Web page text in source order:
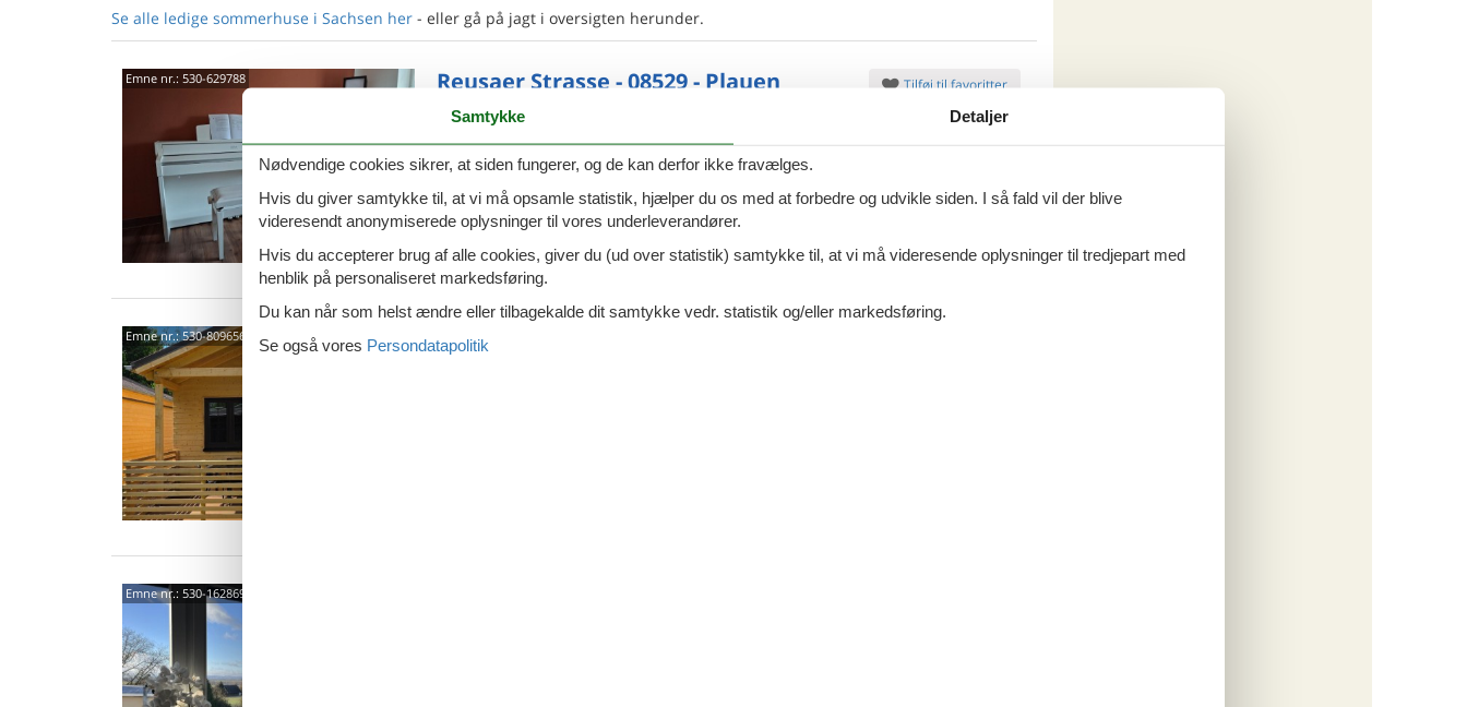
Se alle ledige sommerhuse i Sachsen her - eller gå på jagt i oversigten herunder.
Emne nr.: 530-629788 Reusaer Strasse - 08529 - Plauen
2 personer
1 soveværelse
0 badeværelser
Tilføj til favoritter
7 overnatninger
6.015,-
Mere info
Emne nr.:530-809656
Innere Dorfstraße - 08393 -
Dennheritz
Emne nr.: 530-162869
Samtykke Detaljer
Nødvendige cookies sikrer, at siden fungerer, og de kan derfor ikke fravælges.
Hvis du giver samtykke til, at vi må opsamle statistik, hjælper du os med at forbedre og udvikle siden. I så fald vil der blive
videresendt anonymiserede oplysninger til vores underleverandører.
Hvis du accepterer brug af alle cookies, giver du (ud over statistik) samtykke til, at vi må videresende oplysninger til tredjepart med
henblik på personaliseret markedsføring.
Du kan når som helst ændre eller tilbagekalde dit samtykke vedr. statistik og/eller markedsføring.
Se også vores Persondatapolitik